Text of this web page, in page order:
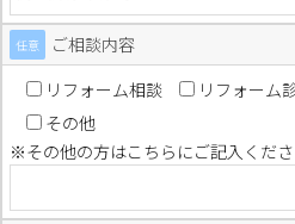
任意
ご相談内容
リフォーム相談
リフォーム
その他
※その他の方はこちらにご記入くださ